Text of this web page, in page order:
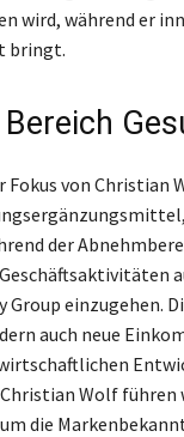
wird, während er
bringt.
Fokus von Christian
der
einzugehen.
auch neue
Wolf führen
die